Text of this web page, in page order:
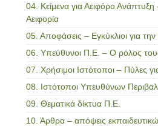
04. Κείμενα για Αειφόρο
Αειφορία
05. Αποφάσεις – Εγκύκλιοι για
06. Υπεύθυνοι Π.Ε. – Ο ρόλος
07. Χρήσιμοι Ιστότοποι – Πύλες
08. Ιστότοποι Υπευθύνων
09. Θεματικά δίκτυα Π.Ε.
10. Άρθρα – απόψεις